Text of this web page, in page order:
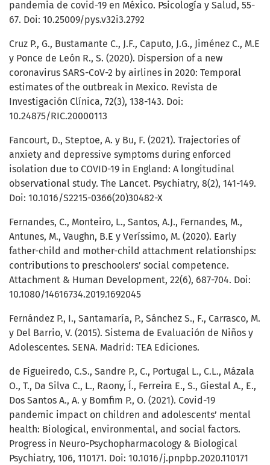
pandemia de covid-19 en México. Psicología y Salud, 55-
67. Doi: 10.25009/pys.v32i3.2792
Cruz P., G., Bustamante C., J.F., Caputo, J.G., Jiménez C., M.E
y Ponce de León R., S. (2020). Dispersion of a new
coronavirus SARS-CoV-2 by airlines in 2020: Temporal
estimates of the outbreak in Mexico. Revista de
Investigación Clínica, 72(3), 138-143. Doi:
10.24875/RIC.20000113
Fancourt, D., Steptoe, A. y Bu, F. (2021). Trajectories of
anxiety and depressive symptoms during enforced
isolation due to COVID-19 in England: A longitudinal
observational study. The Lancet. Psychiatry, 8(2), 141-149.
Doi: 10.1016/S2215-0366(20)30482-X
Fernandes, C., Monteiro, L., Santos, A.J., Fernandes, M.,
Antunes, M., Vaughn, B.E y Veríssimo, M. (2020). Early
father-child and mother-child attachment relationships:
contributions to preschoolers’ social competence.
Attachment & Human Development, 22(6), 687-704. Doi:
10.1080/14616734.2019.1692045
Fernández P., I., Santamaría, P., Sánchez S., F., Carrasco, M.
y Del Barrio, V. (2015). Sistema de Evaluación de Niños y
Adolescentes. SENA. Madrid: TEA Ediciones.
de Figueiredo, C.S., Sandre P., C., Portugal L., C.L., Mázala
O., T., Da Silva C., L., Raony, Í., Ferreira E., S., Giestal A., E.,
Dos Santos A., A. y Bomfim P., O. (2021). Covid-19
pandemic impact on children and adolescents’ mental
health: Biological, environmental, and social factors.
Progress in Neuro-Psychopharmacology & Biological
Psychiatry, 106, 110171. Doi: 10.1016/j.pnpbp.2020.110171